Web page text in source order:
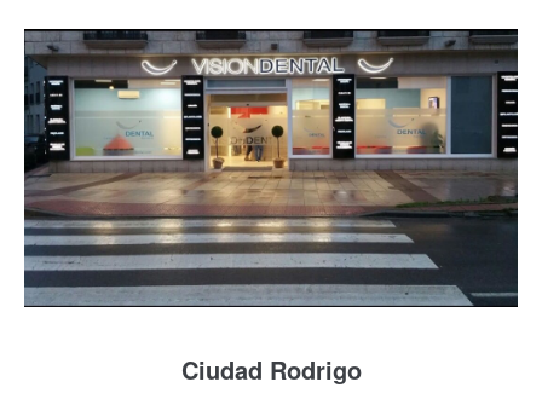
Ciudad Rodrigo